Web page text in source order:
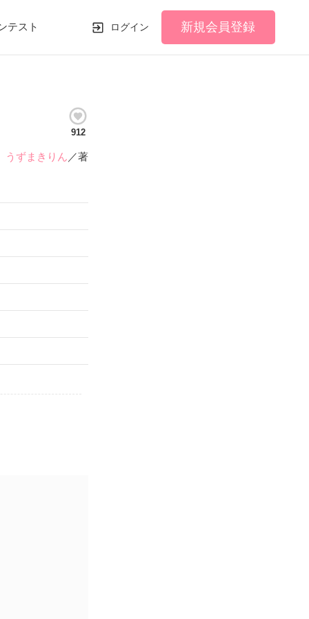
テスト ログイン 新規会員登録
912
うずまきりん ／著